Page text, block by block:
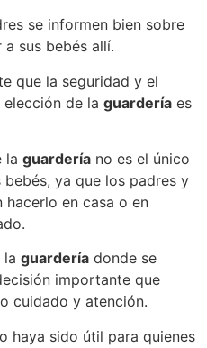
se informen bien sobre
sus bebés allí.
que la seguridad y el
de la guardería es
la guardería no es el único
ya que los padres y
en casa o en
la guardería donde se
importante que
cuidado y atención.
haya sido útil para quienes